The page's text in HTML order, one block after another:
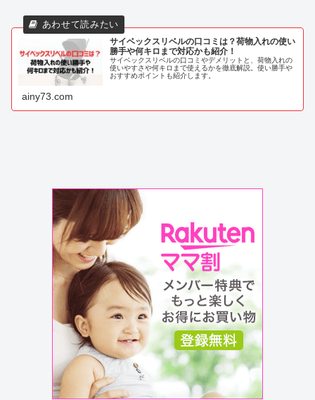
サイベックスリベルの口コミは？荷物入れの使い
勝手や何キロまで対応かも紹介！
サイベックスリベルの口コミやデメリットと、荷物入れの
使いやすさや何キロまで使えるかを徹底解説。使い勝手や
おすすめポイントも紹介します。
ainy73.com